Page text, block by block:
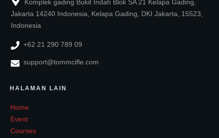
Komplek gading Bukit Indah Blok SA 21 Kelapa Gading,
Jakarta 14240 Indonesia, Kelapa Gading, DKI Jakarta, 15523,
Indonesia
+62 21 290 789 09
support@tommcifle.com
HALAMAN LAIN
Home
Event
Courses